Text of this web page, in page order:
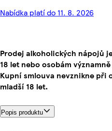
Nabídka platí do 11. 8. 2026
Prodej alkoholických nápojů
18 let nebo osobám
Kupní smlouva nevznikne při
mladší 18 let.
Popis produktu